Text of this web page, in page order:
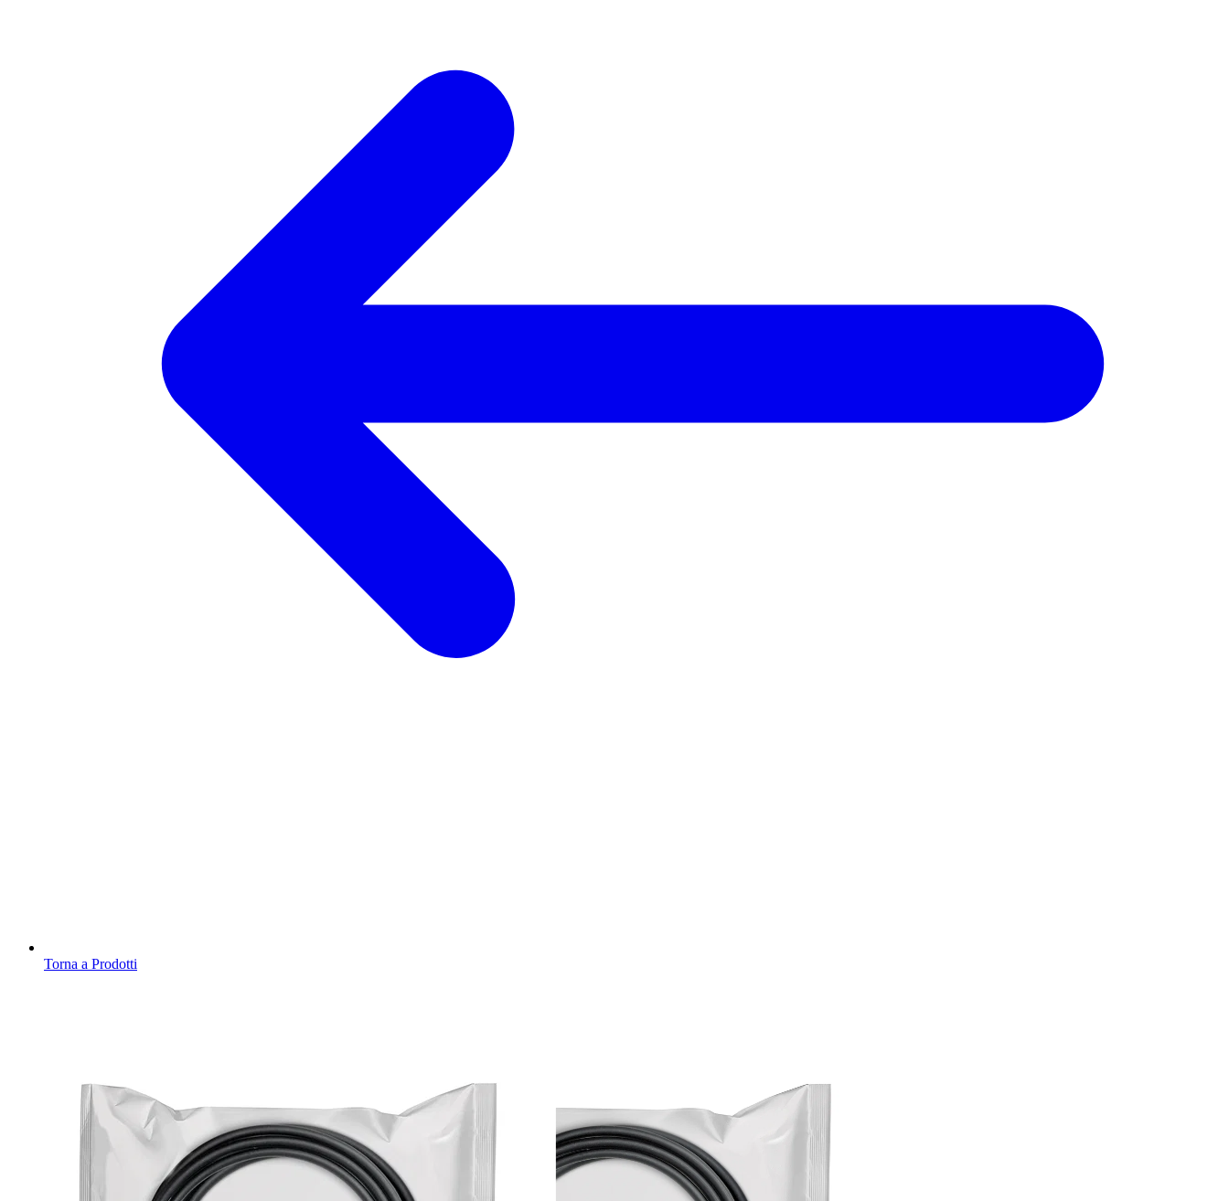
Torna a Prodotti